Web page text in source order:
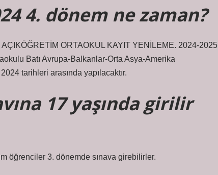
4. dönem ne zaman?
ORTAOKUL KAYIT YENİLEME. 2024-2025
Batı Avrupa-Balkanlar-Orta Asya-Amerika
tarihleri ​​arasında yapılacaktır.
17 yaşında girilir
öğrenciler 3. dönemde sınava girebilirler.